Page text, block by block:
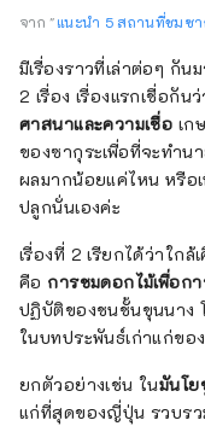
จาก "แนะนำ 5 สถานที่ชมซ
มีเรื่องราวที่เล่าต่อๆ กั
2 เรื่อง เรื่องแรกเชื่อกันว่
ศาสนาและความเชื่อ เก
ของซากุระเพื่อที่จะทำน
ผลมากน้อยแค่ไหน หรือ
ปลูกนั่นเองค่ะ
เรื่องที่ 2 เรียกได้ว่าใก
คือ การชมดอกไม้เพื่อก
ปฏิบัติของชนชั้นขุนนาง
ในบทประพันธ์เก่าแก่ข
ยกตัวอย่างเช่น ในมันโย
แก่ที่สุดของญี่ปุ่น รวบร